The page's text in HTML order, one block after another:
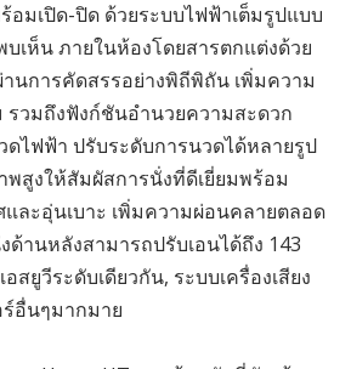
อมเปิด-ปิด ด้วยระบบไฟฟ้าเต็มรูปแบบ
เห็น ภายในห้องโดยสารตกแต่งด้วย
นการคัดสรรอย่างพิถีพิถัน เพิ่มความ
รวมถึงฟังก์ชันอำนวยความสะดวก
ดไฟฟ้า ปรับระดับการนวดได้หลายรูป
สูงให้สัมผัสการนั่งที่ดีเยี่ยมพร้อม
ละอุ่นเบาะ เพิ่มความผ่อนคลายตลอด
ด้านหลังสามารถปรับเอนได้ถึง 143
สยูวีระดับเดียวกัน, ระบบเครื่องเสียง
อื่นๆมากมาย